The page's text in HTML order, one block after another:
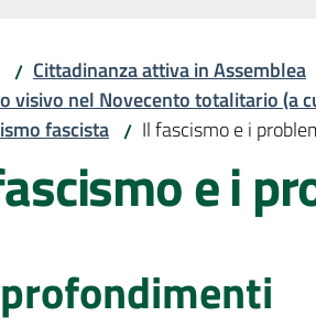
/ Cittadinanza attiva in Assemblea
visivo nel Novecento totalitario (a
fascista / Il fascismo e i
e i